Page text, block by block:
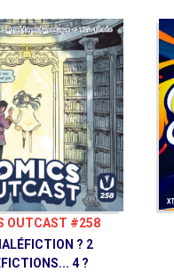
OUTCAST #258
? 2
4 ?